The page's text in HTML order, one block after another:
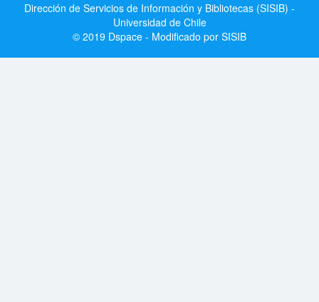
Dirección de Servicios de Información y Bibliotecas (SISIB) -
Universidad de Chile
© 2019 Dspace - Modificado por SISIB